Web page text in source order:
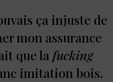
ça injuste de
mon assurance
que la fucking
imitation bois.